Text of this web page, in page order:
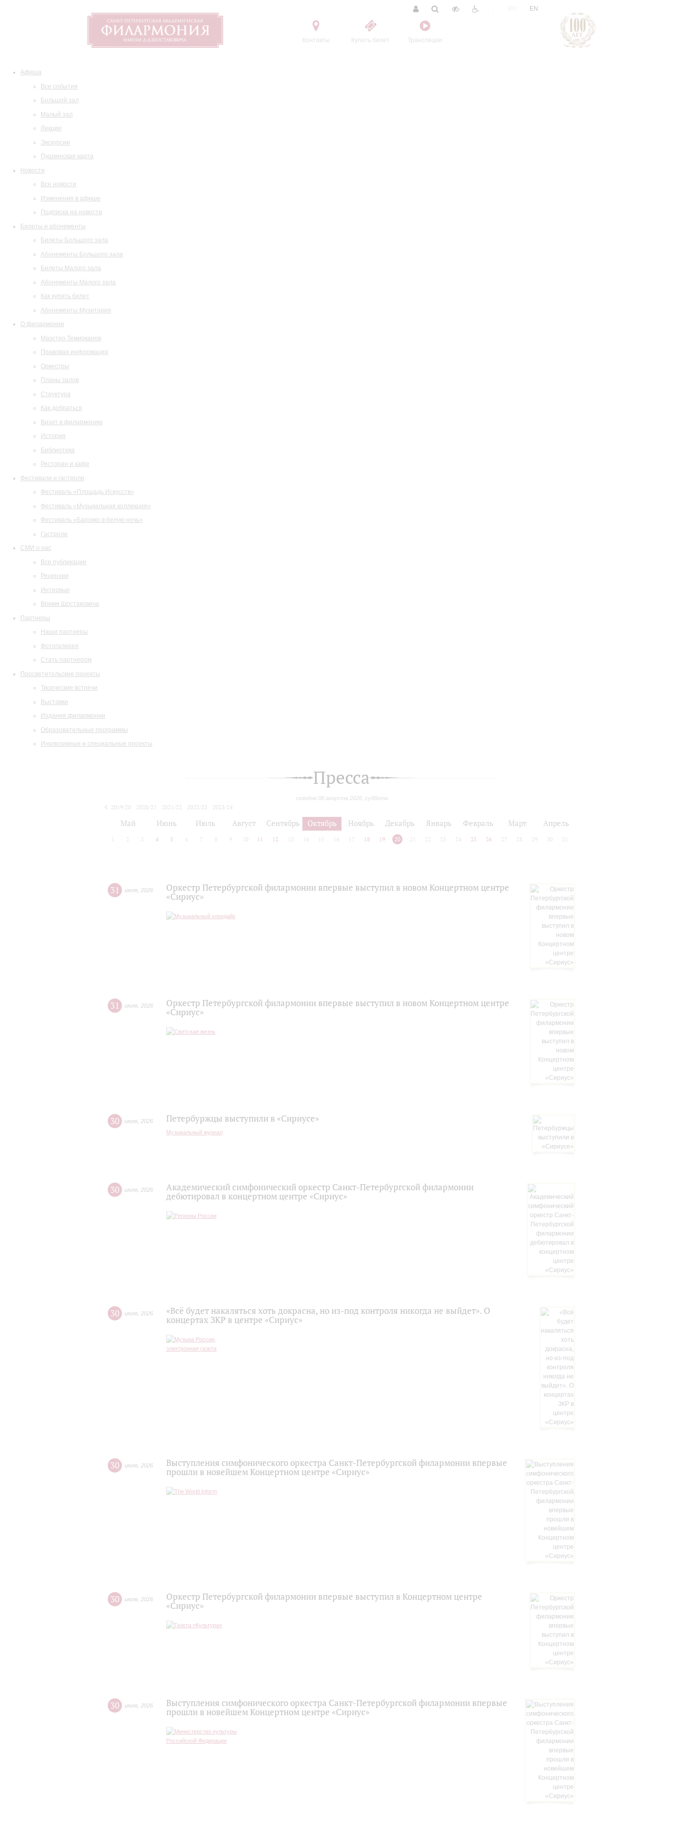
Контакты Купить билет Трансляции
EN
Афиша
Все события
Большой зал
Малый зал
Лекции
Экскурсии
Пушкинская карта
Новости
Все новости
Изменения в афише
Подписка на новости
Билеты и абонементы
Билеты Большого зала
Абонементы Большого зала
Билеты Малого зала
Абонементы Малого зала
Как купить билет
Абонементы Музитория
О филармонии
Маэстро Темирканов
Правовая информация
Оркестры
Планы залов
Структура
Как добраться
Визит в филармонию
История
Библиотека
Ресторан и кафе
Фестивали и гастроли
Фестиваль «Площадь Искусств»
Фестиваль «Музыкальная коллекция»
Фестиваль «Барокко в белую ночь»
Гастроли
СМИ о нас
Все публикации
Рецензии
Интервью
Время Шостаковича
Партнеры
Наши партнеры
Фотогалерея
Стать партнером
Просветительские проекты
Творческие встречи
Выставки
Издания филармонии
Образовательные программы
Инклюзивные и специальные проекты
Пресса
сегодня 08 августа 2026, суббота
2019/20 2020/21 2021/22 2022/23
2023/24
Май Июнь Июль Август Сентябрь Октябрь Ноябрь Декабрь Январь Февраль Март Апрель
2 3 4 5 6 7 8 9 10 11 12 13 14 15 16 17 18 19 20 21 22 23 24 25 26 27 28 29 30 31
31 июля 2026
Оркестр Петербургской филармонии впервые выступил в новом Концертном центре
«Сириус»
31 июля 2026
Оркестр Петербургской филармонии впервые выступил в новом Концертном центре
«Сириус»
30 июля 2026 Петербуржцы выступили в «Сириусе»
Музыкальный журнал
30 июля 2026
Академический симфонический оркестр Санкт-Петербургской филармонии
дебютировал в концертном центре «Сириус»
30 июля 2026
«Всё будет накаляться хоть докрасна, но из-под контроля никогда не выйдет». О
концертах ЗКР в центре «Сириус»
30 июля 2026
Выступления симфонического оркестра Санкт-Петербургской филармонии впервые
прошли в новейшем Концертном центре «Сириус»
30 июля 2026
Оркестр Петербургской филармонии впервые выступил в Концертном центре
«Сириус»
30 июля 2026
Выступления симфонического оркестра Санкт-Петербургской филармонии впервые
прошли в новейшем Концертном центре «Сириус»